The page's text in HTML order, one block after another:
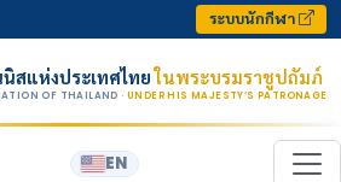
ระบบนักกีฬา
สแห่งประเทศไทยในพระบรมราชูปถัมภ์
OF THAILAND · UNDER HIS MAJESTY’S PATRONAGE
EN